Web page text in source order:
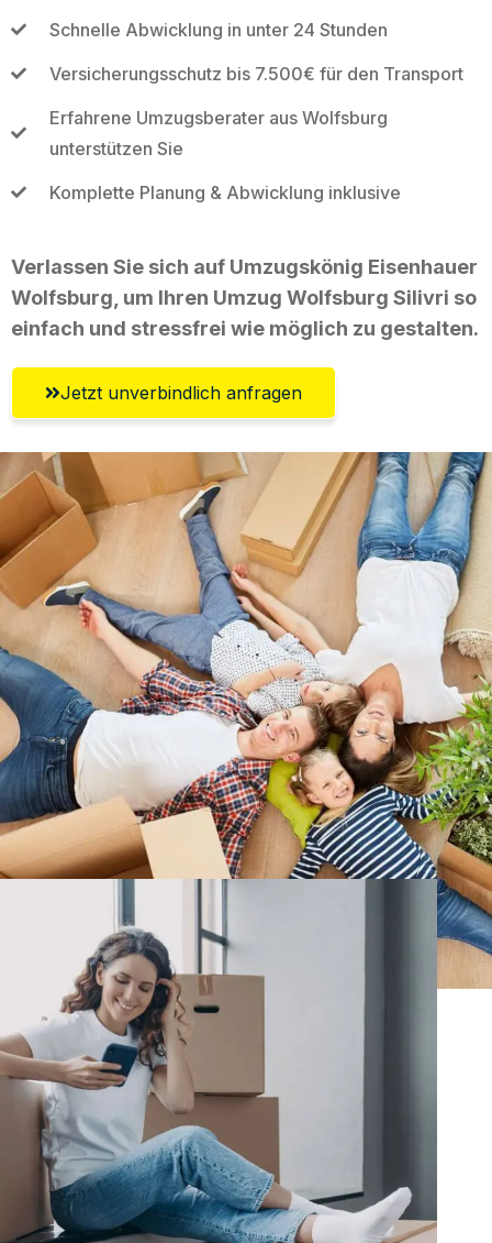
Schnelle Abwicklung in unter 24 Stunden
Versicherungsschutz bis 7.500€ für den Transport
Erfahrene Umzugsberater aus Wolfsburg
unterstützen Sie
Komplette Planung & Abwicklung inklusive
Verlassen Sie sich auf Umzugskönig Eisenhauer
Wolfsburg, um Ihren Umzug Wolfsburg Silivri so
einfach und stressfrei wie möglich zu gestalten.
Jetzt unverbindlich anfragen